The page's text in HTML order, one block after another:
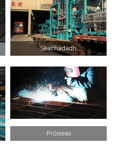
Seachadadh
Próiseas